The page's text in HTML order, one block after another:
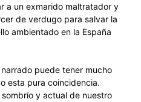
a un exmarido maltratador y
de verdugo para salvar la
ambientado en la España
puede tener mucho
esta pura coincidencia.
y actual de nuestro